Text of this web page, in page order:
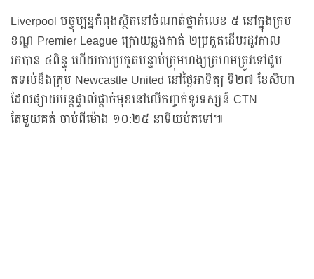
Liverpool បច្ចុប្បន្នកំពុងស្ថិតនៅចំណាត់ថ្នាក់លេខ ៥ នៅក្នុងក្រប
ខណ្ឌ Premier League ក្រោយឆ្លងកាត់ ២ប្រកួតដើមរដូវកាល
រកបាន ៤ពិន្ទុ ហើយការប្រកួតបន្ទាប់ក្រុមហង្សក្រហមត្រូវទៅជួប
តទល់នឹងក្រុម Newcastle United នៅថ្ងៃអាទិត្យ ទី២៧ ខែសីហា
ដែលផ្សាយបន្តផ្ទាល់ផ្ដាច់មុខនៅលើកញ្ចក់ទូរទស្សន៍ CTN
តែមួយគត់ ចាប់ពីម៉ោង ១០:២៥ នាទីយប់តទៅ៕